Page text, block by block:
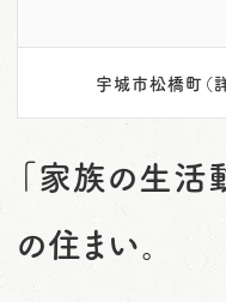
宇城市松橋町（
「家族の生活
の住まい。